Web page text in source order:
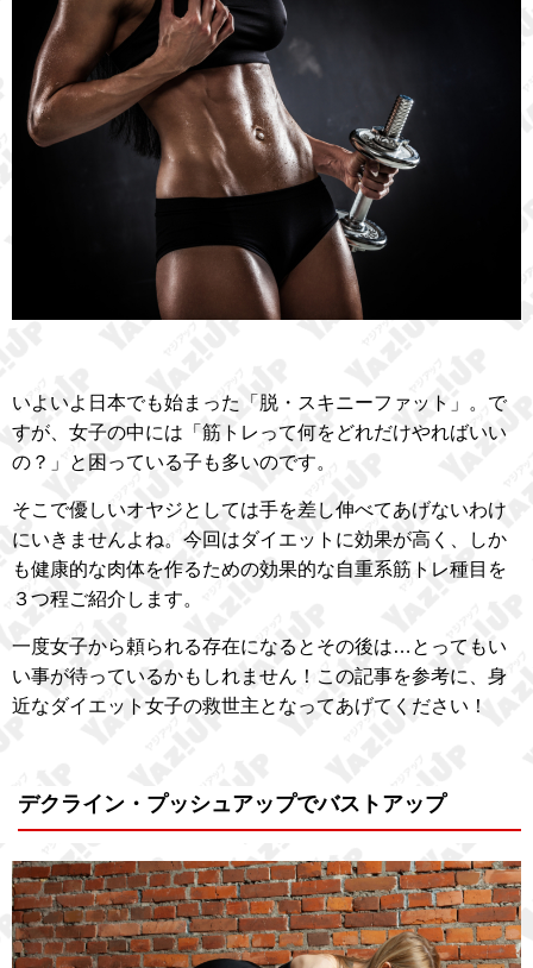
いよいよ日本でも始まった「脱・スキニーファット」。で
すが、女子の中には「筋トレって何をどれだけやればいい
の？」と困っている子も多いのです。
そこで優しいオヤジとしては手を差し伸べてあげないわけ
にいきませんよね。今回はダイエットに効果が高く、しか
も健康的な肉体を作るための効果的な自重系筋トレ種目を
３つ程ご紹介します。
一度女子から頼られる存在になるとその後は…とってもい
い事が待っているかもしれません！この記事を参考に、身
近なダイエット女子の救世主となってあげてください！
デクライン・プッシュアップでバストアップ